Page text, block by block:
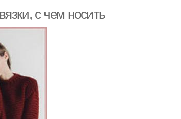
с чем носить